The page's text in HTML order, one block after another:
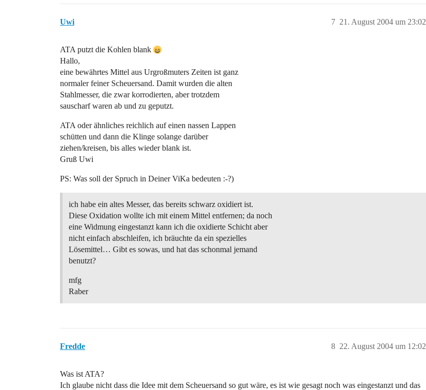
Uwi 21. August 2004 um 23:02
7
ATA putzt die Kohlen blank
Hallo,
eine bewährtes Mittel aus Urgroßmuters Zeiten ist ganz
normaler feiner Scheuersand. Damit wurden die alten
Stahlmesser, die zwar korrodierten, aber trotzdem
sauscharf waren ab und zu geputzt.
ATA oder ähnliches reichlich auf einen nassen Lappen
schütten und dann die Klinge solange darüber
ziehen/kreisen, bis alles wieder blank ist.
Gruß Uwi
PS: Was soll der Spruch in Deiner ViKa bedeuten :-?)
ich habe ein altes Messer, das bereits schwarz oxidiert ist.
Diese Oxidation wollte ich mit einem Mittel entfernen; da noch
eine Widmung eingestanzt kann ich die oxidierte Schicht aber
nicht einfach abschleifen, ich bräuchte da ein spezielles
Lösemittel… Gibt es sowas, und hat das schonmal jemand
benutzt?
mfg
Raber
Fredde 22. August 2004 um 12:02
8
Was ist ATA?
Ich glaube nicht dass die Idee mit dem Scheuersand so gut wäre, es ist wie gesagt noch was eingestanzt und das